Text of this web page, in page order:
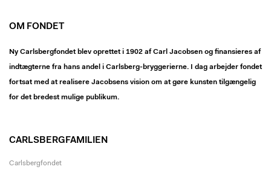
OM FONDET
Ny Carlsbergfondet blev oprettet i 1902 af Carl Jacobsen og finansieres af
indtægterne fra hans andel i Carlsberg-bryggerierne. I dag arbejder fondet
fortsat med at realisere Jacobsens vision om at gøre kunsten tilgængelig
for det bredest mulige publikum.
CARLSBERGFAMILIEN
Carlsbergfondet